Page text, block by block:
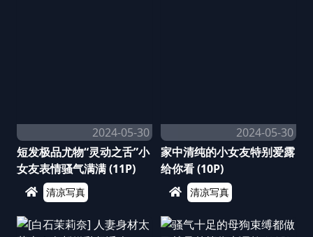
2024-05-30
短发极品尤物“灵动之舌”小
女友表情骚气满满 (11P)
清凉写真
2024-05-30
家中清纯的小女友特别爱露
给你看 (10P)
清凉写真